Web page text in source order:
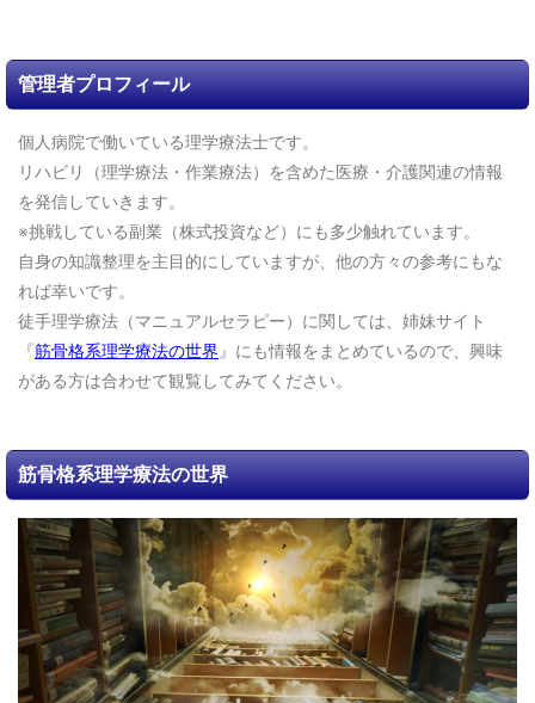
管理者プロフィール
個人病院で働いている理学療法士です。
リハビリ（理学療法・作業療法）を含めた医療・介護関連の情報
を発信していきます。
※挑戦している副業（株式投資など）にも多少触れています。
自身の知識整理を主目的にしていますが、他の方々の参考にもな
れば幸いです。
徒手理学療法（マニュアルセラピー）に関しては、姉妹サイト
『筋骨格系理学療法の世界』にも情報をまとめているので、興味
がある方は合わせて観覧してみてください。
筋骨格系理学療法の世界